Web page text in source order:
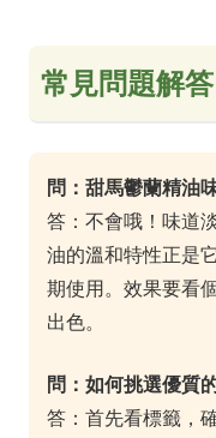
常見問題解答
問：甜馬鬱蘭精油
答：不會哦！味道
油的溫和特性正是
期使用。效果要看
出色。
問：如何挑選優質
答：首先看標籤，